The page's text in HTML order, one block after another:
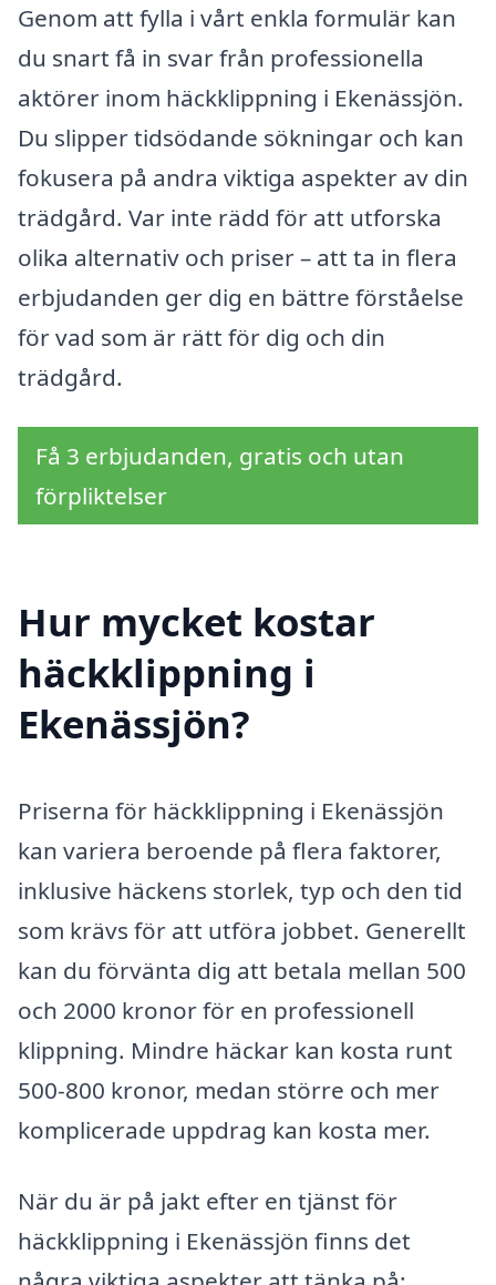
Genom att fylla i vårt enkla formulär kan
du snart få in svar från professionella
aktörer inom häckklippning i Ekenässjön.
Du slipper tidsödande sökningar och kan
fokusera på andra viktiga aspekter av din
trädgård. Var inte rädd för att utforska
olika alternativ och priser – att ta in flera
erbjudanden ger dig en bättre förståelse
för vad som är rätt för dig och din
trädgård.
Få 3 erbjudanden, gratis och utan
förpliktelser
Hur mycket kostar
häckklippning i
Ekenässjön?
Priserna för häckklippning i Ekenässjön
kan variera beroende på flera faktorer,
inklusive häckens storlek, typ och den tid
som krävs för att utföra jobbet. Generellt
kan du förvänta dig att betala mellan 500
och 2000 kronor för en professionell
klippning. Mindre häckar kan kosta runt
500-800 kronor, medan större och mer
komplicerade uppdrag kan kosta mer.
När du är på jakt efter en tjänst för
häckklippning i Ekenässjön finns det